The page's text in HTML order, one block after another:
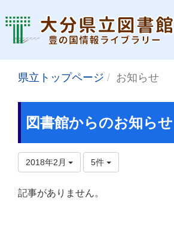
県立トップページ お知らせ
図書館からのお知らせ
2018年2月 5件
記事がありません。